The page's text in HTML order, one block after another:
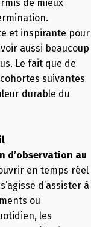
de mieux
et inspirante pour
aussi beaucoup
Le fait que de
suivantes
durable du
d’observation au
en temps réel
d’assister à
ou
les